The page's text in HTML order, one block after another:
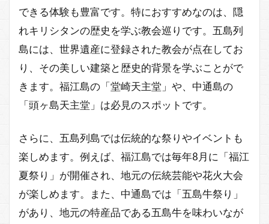
できる体験も豊富です。特におすすめなのは、隠
れキリシタンの歴史を学ぶ教会巡りです。五島列
島には、世界遺産に登録された教会が点在してお
り、その美しい建築と歴史的背景を学ぶことがで
きます。福江島の「堂崎天主堂」や、中通島の
「頭ヶ島天主堂」は必見のスポットです。
さらに、五島列島では伝統的な祭りやイベントも
楽しめます。例えば、福江島では毎年8月に「福江
夏祭り」が開催され、地元の伝統芸能や花火大会
が楽しめます。また、中通島では「五島牛祭り」
があり、地元の特産品である五島牛を味わいなが